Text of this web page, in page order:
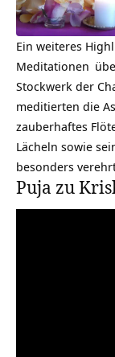
Ein weiteres
Meditationen
Stockwerk der
meditierten die
zauberhaftes
Lächeln sowie
besonders
Puja zu